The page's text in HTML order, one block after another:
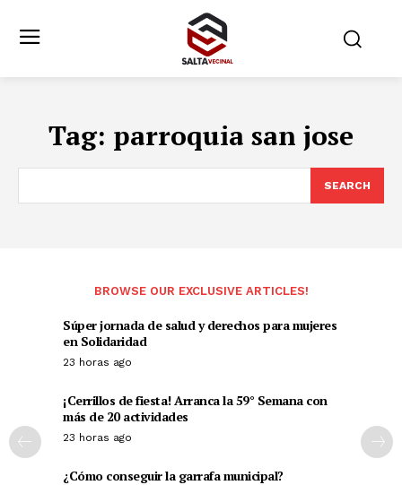
Tag: parroquia san jose
SEARCH
BROWSE OUR EXCLUSIVE ARTICLES!
Súper jornada de salud y derechos para mujeres
en Solidaridad
23 horas ago
¡Cerrillos de fiesta! Arranca la 59° Semana con
más de 20 actividades
23 horas ago
¿Cómo conseguir la garrafa municipal?